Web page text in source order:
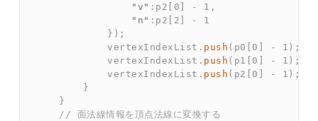
"v" : p2 [ 0 ] - 1 ,
"n" : p2 [ 2 ] -
1
} ) ;
            vertexIndexList
. push ( p0 [ 0 ] - 1 ) ;
            vertexIndexList
. push ( p1 [ 0 ] - 1 ) ;
            vertexIndexList
. push ( p2 [ 0 ] - 1 ) ;
}
}
// 面法線情報を頂点法線に変換する